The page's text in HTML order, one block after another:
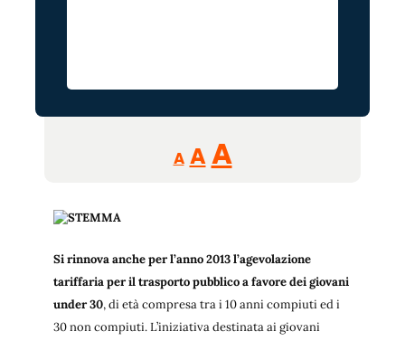
A
Reducir
tamaño
A Restablecer
AAumentar
fuente.
Si rinnova anche per l’anno 2013 l’agevolazione
tariffaria per il trasporto pubblico a favore dei giovani
under 30, di età compresa tra i 10 anni compiuti ed i
30 non compiuti. L’iniziativa destinata ai giovani